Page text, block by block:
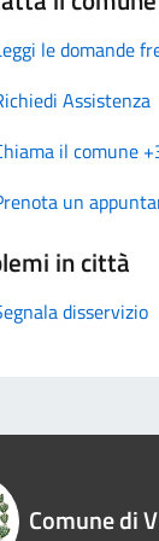
le domande
Assistenza
il comune
un
in città
disservizio
Comune di